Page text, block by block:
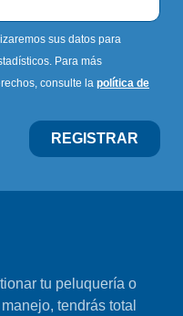
sus datos para
Para más
consulte la política de
REGISTRAR
tu peluquería o
tendrás total